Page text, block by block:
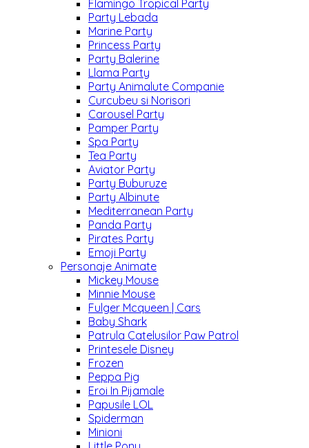
Flamingo Tropical Party
Party Lebada
Marine Party
Princess Party
Party Balerine
Llama Party
Party Animalute Companie
Curcubeu si Norisori
Carousel Party
Pamper Party
Spa Party
Tea Party
Aviator Party
Party Buburuze
Party Albinute
Mediterranean Party
Panda Party
Pirates Party
Emoji Party
Personaje Animate
Mickey Mouse
Minnie Mouse
Fulger Mcqueen | Cars
Baby Shark
Patrula Catelusilor Paw Patrol
Printesele Disney
Frozen
Peppa Pig
Eroi In Pijamale
Papusile LOL
Spiderman
Minioni